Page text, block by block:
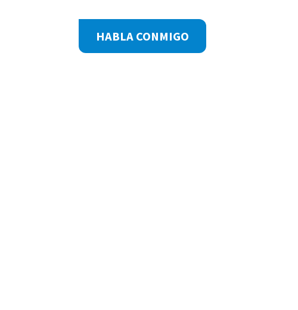
HABLA CONMIGO